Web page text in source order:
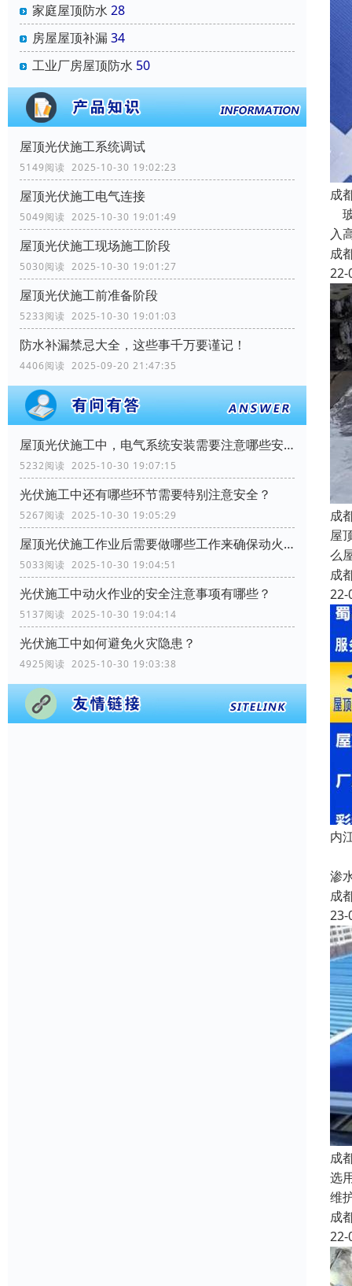
家庭屋顶防水 28
房屋屋顶补漏34
工业厂房屋顶防水 50
屋顶光伏施工系统调试
5149阅读 2025-10-30 19:02:23
屋顶光伏施工电气连接
5049阅读 2025-10-30 19:01:49
屋顶光伏施工现场施工阶段
5030阅读 2025-10-30 19:01:27
屋顶光伏施工前准备阶段
5233阅读 2025-10-30 19:01:03
防水补漏禁忌大全，这些事千万要谨记！
4406阅读 2025-09-20 21:47:35
屋顶光伏施工中，电气系统安装需要注意哪些安全问题？
5232阅读 2025-10-30 19:07:15
光伏施工中还有哪些环节需要特别注意安全？
5267阅读 2025-10-30 19:05:29
屋顶光伏施工作业后需要做哪些工作来确保动火作业的安全？
5033阅读 2025-10-30 19:04:51
光伏施工中动火作业的安全注意事项有哪些？
5137阅读 2025-10-30 19:04:14
光伏施工中如何避免火灾隐患？
4925阅读 2025-10-30 19:03:38
成
入
成
22-
成
屋
么
成
22-
内
渗
成
23-
成
选
维
成
22-